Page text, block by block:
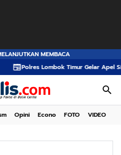
MEMBACA
Lombok Timur Gelar Apel Siaga
Opini Econo FOTO VIDEO